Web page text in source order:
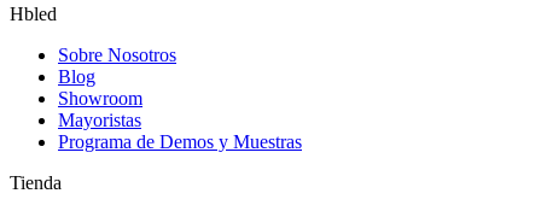
Hbled
Sobre Nosotros
Blog
Showroom
Mayoristas
Programa de Demos y Muestras
Tienda